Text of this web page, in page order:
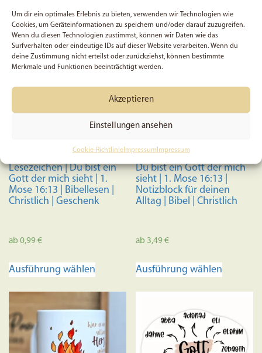
Um dir ein optimales Erlebnis zu bieten, verwenden wir Technologien wie
Cookies, um Geräteinformationen zu speichern und/oder darauf zuzugreifen.
Wenn du diesen Technologien zustimmst, können wir Daten wie das
Surfverhalten oder eindeutige IDs auf dieser Website verarbeiten. Wenn du
deine Zustimmung nicht erteilst oder zurückziehst, können bestimmte
Merkmale und Funktionen beeinträchtigt werden.
Akzeptieren
Einstellungen ansehen
Cookie-RichtlinieImpressum Impressum
Lesezeichen | Du bist ein
Gott der mich sieht | 1.
Mose 16:13 | Bibellesen |
Christlich | Geschenk
ab 0,99€
Ausführung wählen
auf.
Die
Du bist ein Gott der mich
sieht | 1. Mose 16:13 |
Notizblock für deinen
Alltag | Bibel | Christlich
ab 3,49€
Ausführung wählen
auf.
Die